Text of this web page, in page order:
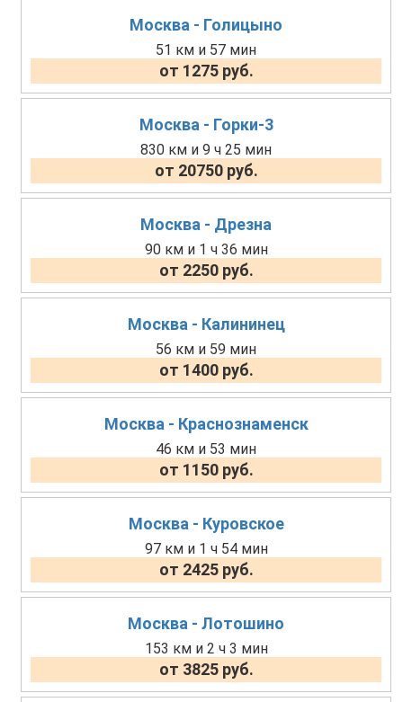
Москва - Голицыно
51 км и 57 мин
от 1275 руб.
Москва - Горки-3
830 км и 9 ч 25 мин
от 20750 руб.
Москва - Дрезна
90 км и 1 ч 36 мин
от 2250 руб.
Москва - Калининец
56 км и 59 мин
от 1400 руб.
Москва - Краснознаменск
46 км и 53 мин
от 1150 руб.
Москва - Куровское
97 км и 1 ч 54 мин
от 2425 руб.
Москва - Лотошино
153 км и 2 ч 3 мин
от 3825 руб.